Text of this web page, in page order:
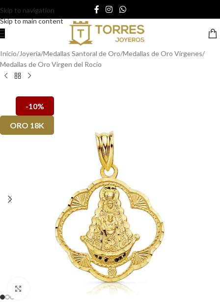
Skip to navigation
Skip to main content
Inicio/Joyería/Medallas Santoral de Oro/Medallas de Oro Vírgenes/
Medallas de Oro Virgen del Rocío
-10%
ORO 18K